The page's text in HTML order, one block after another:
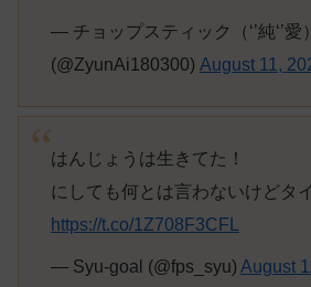
— チョップスティック（‘’純‘’愛）
(@ZyunAi180300) August 11,
はんじょうは生きてた！
にしても何とは言わないけどタ
https://t.co/1Z708F3CFL
— Syu-goal (@fps_syu) August